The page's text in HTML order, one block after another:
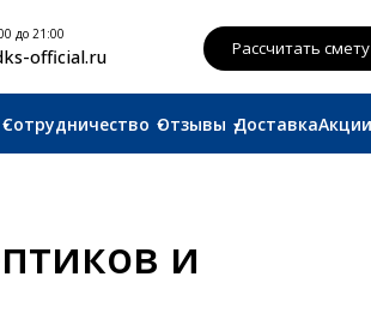
Рассчитать смету
Сотрудничество Отзывы ДоставкаАкции
и